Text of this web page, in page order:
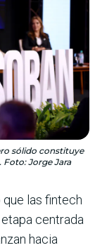
sólido constituye
Jorge Jara
las fintech
centrada
hacia